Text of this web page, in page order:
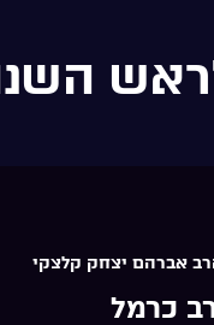
אברהם יצחק קלצקי
כרמל